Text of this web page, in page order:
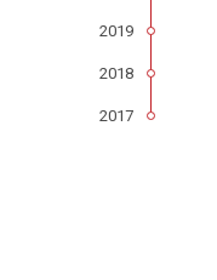
2019
2018
2017